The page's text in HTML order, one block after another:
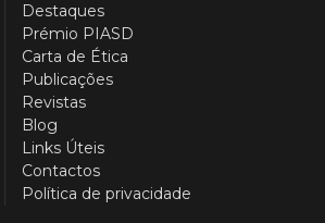
Destaques
Prémio PIASD
Carta de Ética
Publicações
Revistas
Blog
Links Úteis
Contactos
Política de privacidade